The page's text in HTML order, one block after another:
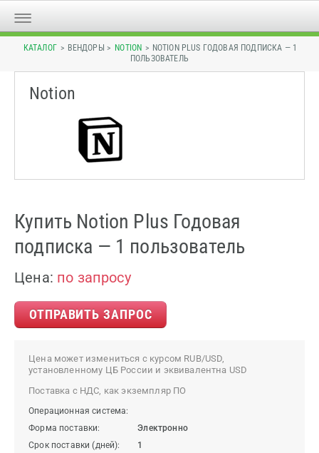
КАТАЛОГ > ВЕНДОРЫ > NOTION > NOTION PLUS ГОДОВАЯ ПОДПИСКА — 1
ПОЛЬЗОВАТЕЛЬ
Notion
Купить Notion Plus Годовая
подписка — 1 пользователь
Цена: по запросу
ОТПРАВИТЬ ЗАПРОС
Цена может измениться с курсом RUB/USD,
установленному ЦБ России и эквивалентна USD
Поставка с НДС, как экземпляр ПО
Операционная система:
Форма поставки:
Электронно
Срок поставки (дней):
1